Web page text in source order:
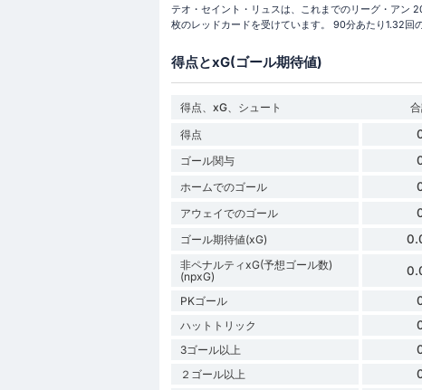
テオ・セイント・リュスは、これまでのリーグ・アン
枚のレッドカードを受けています。 90分あたり1.32回
得点とxG(ゴール期待値)
得点、xG、シュート
得点
ゴール関与
ホームでのゴール
アウェイでのゴール
ゴール期待値(xG)
非ペナルティxG(予想ゴール数)
(npxG)
PKゴール
ハットトリック
3ゴール以上
２ゴール以上